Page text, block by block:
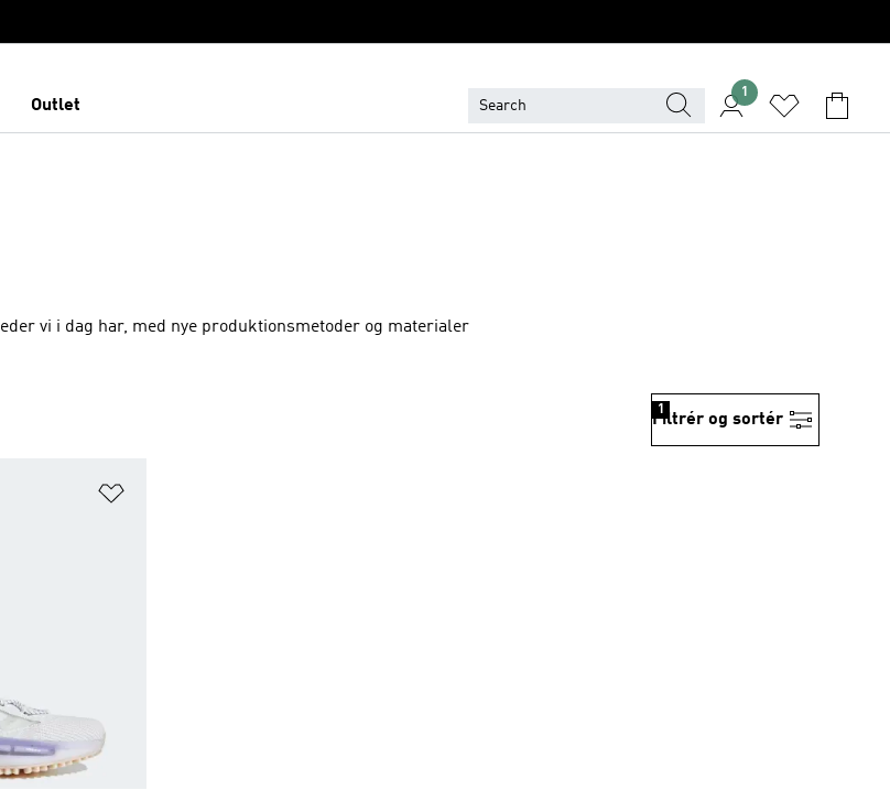
Outlet
1
vi i dag har, med nye produktionsmetoder og materialer
Filtrér og sortér
1